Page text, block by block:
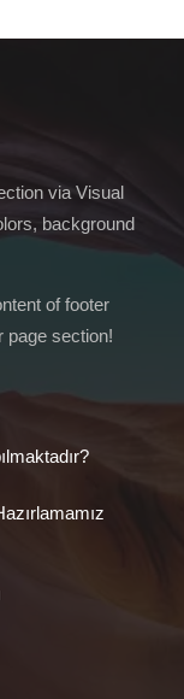
via Visual
background
of footer
page section!